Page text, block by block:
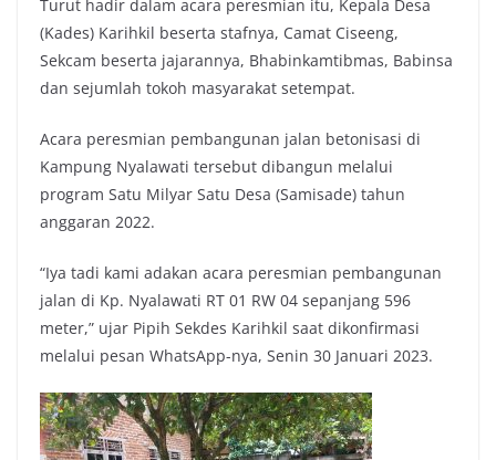
Turut hadir dalam acara peresmian itu, Kepala Desa
(Kades) Karihkil beserta stafnya, Camat Ciseeng,
Sekcam beserta jajarannya, Bhabinkamtibmas, Babinsa
dan sejumlah tokoh masyarakat setempat.
Acara peresmian pembangunan jalan betonisasi di
Kampung Nyalawati tersebut dibangun melalui
program Satu Milyar Satu Desa (Samisade) tahun
anggaran 2022.
“Iya tadi kami adakan acara peresmian pembangunan
jalan di Kp. Nyalawati RT 01 RW 04 sepanjang 596
meter,” ujar Pipih Sekdes Karihkil saat dikonfirmasi
melalui pesan WhatsApp-nya, Senin 30 Januari 2023.